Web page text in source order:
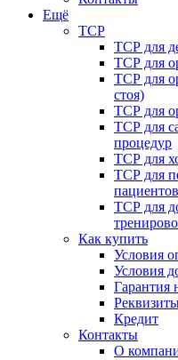
Ещё
ТСР
ТСР для
ТСР для
ТСР для
стоя)
ТСР для
ТСР для
процедур
ТСР для
ТСР для
пациентов
ТСР для
Как купить
Условия
Условия
Гарантия
Кредит
Контакты
О